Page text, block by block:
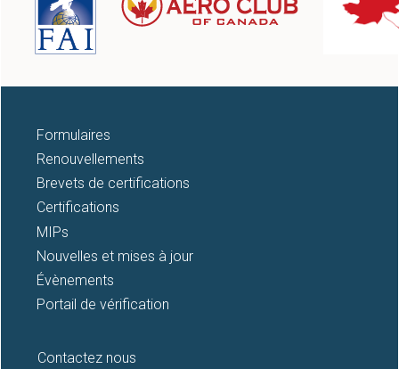
Formulaires
Renouvellements
Brevets de certifications
Certifications
MIPs
Nouvelles et mises à jour
Évènements
Portail de vérification
Contactez nous